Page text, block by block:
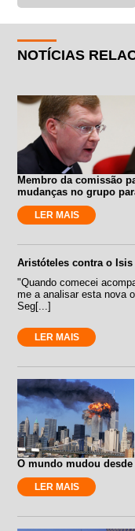
NOTÍCIAS
Membro da comissão
mudanças no grupo
LER MAIS
Aristóteles contra o Isis
"Quando comecei
me a analisar esta nova
Seg[...]
LER MAIS
O mundo mudou desde
LER MAIS